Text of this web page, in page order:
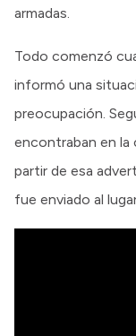
armadas.
Todo comenzó
informó una
preocupación.
encontraban en la
partir de esa
fue enviado al